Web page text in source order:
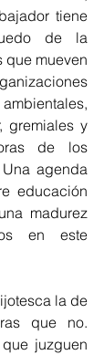
tiene
de la
que mueven
gremiales y
de los
agenda
educación
madurez
en este
la de
que no.
juzguen